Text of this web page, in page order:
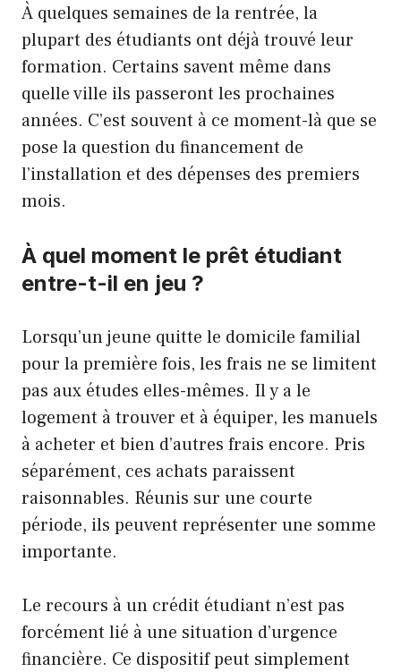
À quelques semaines de la rentrée, la
plupart des étudiants ont déjà trouvé leur
formation. Certains savent même dans
quelle ville ils passeront les prochaines
années. C’est souvent à ce moment-là que se
pose la question du financement de
l’installation et des dépenses des premiers
mois.
À quel moment le prêt étudiant
entre-t-il en jeu ?
Lorsqu’un jeune quitte le domicile familial
pour la première fois, les frais ne se limitent
pas aux études elles-mêmes. Il y a le
logement à trouver et à équiper, les manuels
à acheter et bien d’autres frais encore. Pris
séparément, ces achats paraissent
raisonnables. Réunis sur une courte
période, ils peuvent représenter une somme
importante.
Le recours à un crédit étudiant n’est pas
forcément lié à une situation d’urgence
financière. Ce dispositif peut simplement